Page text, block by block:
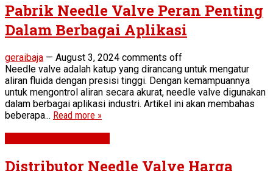
Pabrik Needle Valve Peran Penting
Dalam Berbagai Aplikasi
geraibaja — August 3, 2024 comments off
Needle valve adalah katup yang dirancang untuk mengatur
aliran fluida dengan presisi tinggi. Dengan kemampuannya
untuk mengontrol aliran secara akurat, needle valve digunakan
dalam berbagai aplikasi industri. Artikel ini akan membahas
beberapa... Read more »
Distributor Needle Valve Harga